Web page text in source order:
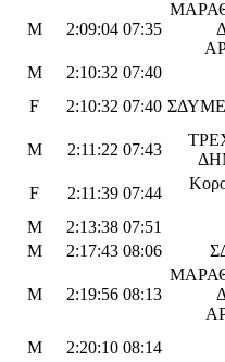
M 2:09:04 07:35
M 2:10:32 07:40
F 2:10:32 07:40
M 2:11:22 07:43
F 2:11:39 07:44
M 2:13:38 07:51
M 2:17:43 08:06
M 2:19:56 08:13
M 2:20:10 08:14